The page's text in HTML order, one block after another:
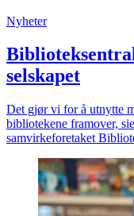
Nyheter
selskapet
Det gjør vi for å utnytte
bibliotekene framover,
samvirkeforetaket